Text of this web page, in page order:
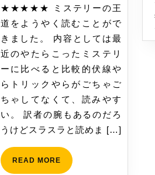
な
く
な
っ
た
を
読
み
ま
し
た
19
★★★★★ ミステリーの王
道をようやく読むことがで
きました。 内容としては最
近のやたらこったミステリ
ーに比べると比較的伏線や
らトリックやらがごちゃご
ちゃしてなくて、読みやす
い。 訳者の腕もあるのだろ
うけどスラスラと読めま […]
READ MOREREAD
MORE